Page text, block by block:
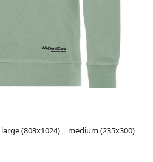
large (803x1024) | medium (235x300)